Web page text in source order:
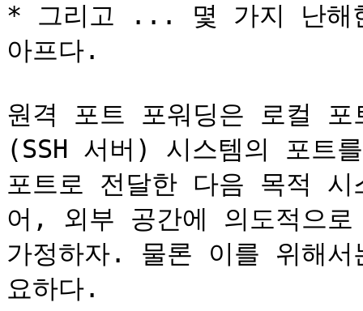
* 그리고 ... 몇 가지 난해
아프다.
원격 포트 포워딩은 로컬
(SSH 서버) 시스템의 포트
포트로 전달한 다음 목적
어, 외부 공간에 의도적으
가정하자. 물론 이를 위해
요하다.